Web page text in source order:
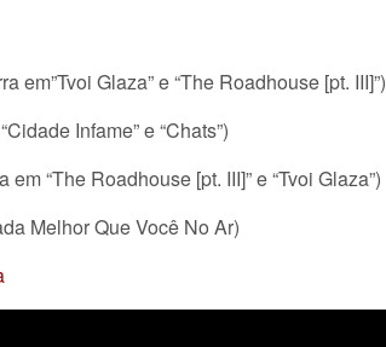
em”Tvoi Glaza” e “The Roadhouse [pt. III]”)
Infame” e “Chats”)
“The Roadhouse [pt. III]” e “Tvoi Glaza”)
Melhor Que Você No Ar)